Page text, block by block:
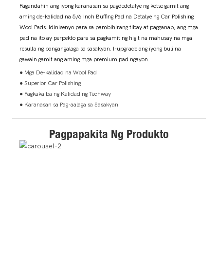
Pagandahin ang iyong karanasan sa pagdedetalye ng kotse gamit ang
aming de-kalidad na 5/6 Inch Buffing Pad na Detalye ng Car Polishing
Wool Pads. Idinisenyo para sa pambihirang tibay at pagganap, ang mga
pad na ito ay perpekto para sa pagkamit ng higit na mahusay na mga
resulta ng pangangalaga sa sasakyan. I-upgrade ang iyong buli na
gawain gamit ang aming mga premium pad ngayon.
● Mga De-kalidad na Wool Pad
● Superior Car Polishing
● Pagkakaiba ng Kalidad ng Techway
● Karanasan sa Pag-aalaga sa Sasakyan
Pagpapakita Ng Produkto